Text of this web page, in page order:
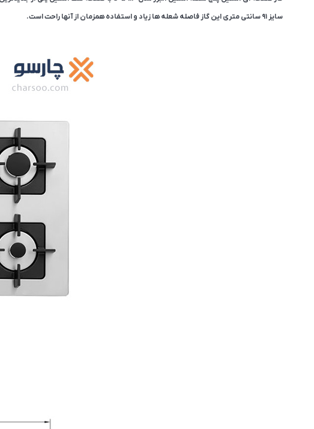
سایز ۹۱ سانتی متری این گاز فاصله شعله ها زیاد و استفاده همزمان از آنها راحت است.